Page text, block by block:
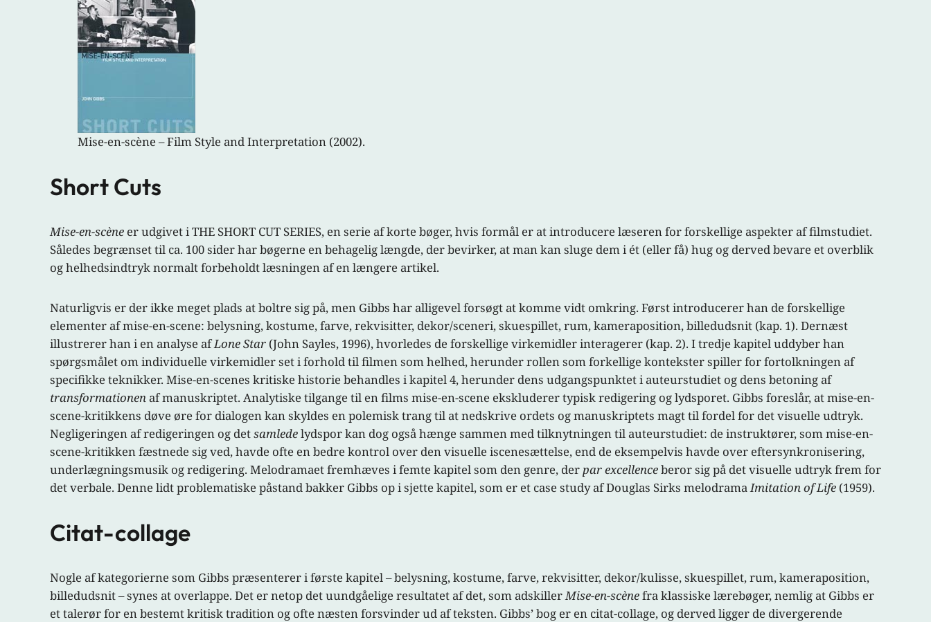
Mise-en-scène – Film Style and Interpretation (2002).
Short Cuts
Mise-en-scène er udgivet i THE SHORT CUT SERIES, en serie af korte bøger, hvis formål er at introducere læseren for forskellige aspekter af filmstudiet.
Således begrænset til ca. 100 sider har bøgerne en behagelig længde, der bevirker, at man kan sluge dem i ét (eller få) hug og derved bevare et overblik
og helhedsindtryk normalt forbeholdt læsningen af en længere artikel.
Naturligvis er der ikke meget plads at boltre sig på, men Gibbs har alligevel forsøgt at komme vidt omkring. Først introducerer han de forskellige
elementer af mise-en-scene: belysning, kostume, farve, rekvisitter, dekor/sceneri, skuespillet, rum, kameraposition, billedudsnit (kap. 1). Dernæst
illustrerer han i en analyse afLone Star (John Sayles, 1996), hvorledes de forskellige virkemidler interagerer (kap. 2). I tredje kapitel uddyber han
spørgsmålet om individuelle virkemidler set i forhold til filmen som helhed, herunder rollen som forkellige kontekster spiller for fortolkningen af
specifikke teknikker. Mise-en-scenes kritiske historie behandles i kapitel 4, herunder dens udgangspunktet i auteurstudiet og dens betoning af
transformationen af manuskriptet. Analytiske tilgange til en films mise-en-scene ekskluderer typisk redigering og lydsporet. Gibbs foreslår, at mise-en-
scene-kritikkens døve øre for dialogen kan skyldes en polemisk trang til at nedskrive ordets og manuskriptets magt til fordel for det visuelle udtryk.
Negligeringen af redigeringen og detsamledelydspor kan dog også hænge sammen med tilknytningen til auteurstudiet: de instruktører, som mise-en-
scene-kritikken fæstnede sig ved, havde ofte en bedre kontrol over den visuelle iscenesættelse, end de eksempelvis havde over eftersynkronisering,
underlægningsmusik og redigering. Melodramaet fremhæves i femte kapitel som den genre, der par excellenceberor sig på det visuelle udtryk frem for
det verbale. Denne lidt problematiske påstand bakker Gibbs op i sjette kapitel, som er et case study af Douglas Sirks melodrama Imitation of Life (1959).
Citat-collage
Nogle af kategorierne som Gibbs præsenterer i første kapitel – belysning, kostume, farve, rekvisitter, dekor/kulisse, skuespillet, rum, kameraposition,
billedudsnit – synes at overlappe. Det er netop det uundgåelige resultatet af det, som adskiller Mise-en-scènefra klassiske lærebøger, nemlig at Gibbs er
et talerør for en bestemt kritisk tradition og ofte næsten forsvinder ud af teksten. Gibbs’ bog er en citat-collage, og derved ligger de divergerende